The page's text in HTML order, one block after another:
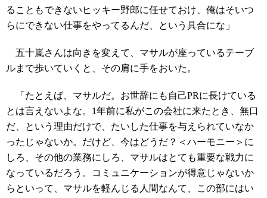
ることもできないヒッキー野郎に任せておけ、俺はそいつ
らにできない仕事をやってるんだ、という具合にな」
五十嵐さんは向きを変えて、マサルが座っているテーブ
ルまで歩いていくと、その肩に手をおいた。
「たとえば、マサルだ。お世辞にも自己PRに長けている
とは言えないよな。1年前に私がこの会社に来たとき、無口
だ、という理由だけで、たいした仕事を与えられていなか
ったじゃないか。だけど、今はどうだ？＜ハーモニー＞に
しろ、その他の業務にしろ、マサルはとても重要な戦力に
なっているだろう。コミュニケーションが得意じゃないか
らといって、マサルを軽んじる人間なんて、この部にはい